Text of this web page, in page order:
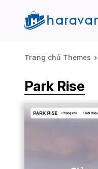
Trang chủ Themes
Park Rise